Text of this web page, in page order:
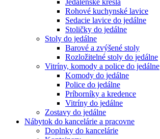
Rohové kuchynské lavice
Sedacie lavice do jedálne
Stoličky do jedálne
Stoly do jedálne
Barové a zvýšené stoly
Rozložitelné stoly do jedálne
Vitríny, komody a police do jedálne
Komody do jedálne
Police do jedálne
Príborníky a kredence
Vitríny do jedálne
Zostavy do jedálne
Nábytok do kancelárie a pracovne
Doplnky do kancelárie